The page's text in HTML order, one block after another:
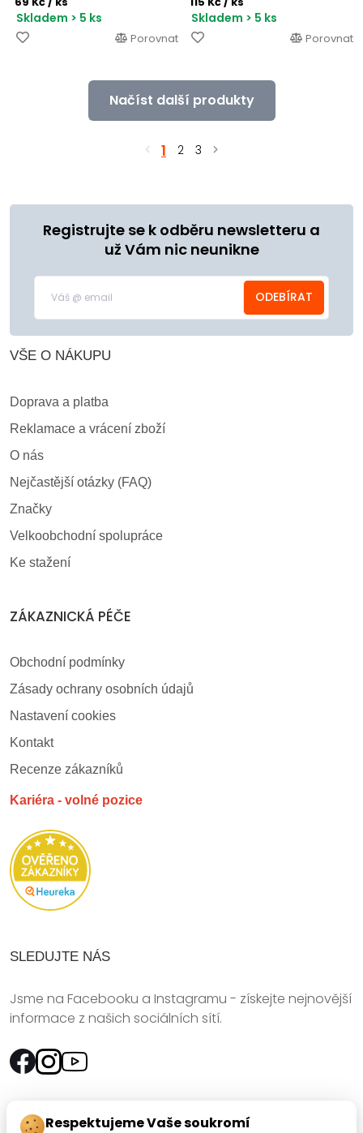
Skladem > 5 ks
Porovnat
Skladem > 5 ks
Porovnat
Načíst další produkty
1 2 3
Registrujte se k odběru newsletteru a
už Vám nic neunikne
ODEBÍRAT
VŠE O NÁKUPU
Doprava a platba
Reklamace a vrácení zboží
O nás
Nejčastější otázky (FAQ)
Značky
Velkoobchodní spolupráce
Ke stažení
ZÁKAZNICKÁ PÉČE
Obchodní podmínky
Zásady ochrany osobních údajů
Nastavení cookies
Kontakt
Recenze zákazníků
Kariéra - volné pozice
SLEDUJTE NÁS
Jsme na Facebooku a Instagramu - získejte nejnovější
informace z našich sociálních sítí.
Rychlý kontakt:
Respektujeme Vaše soukromí